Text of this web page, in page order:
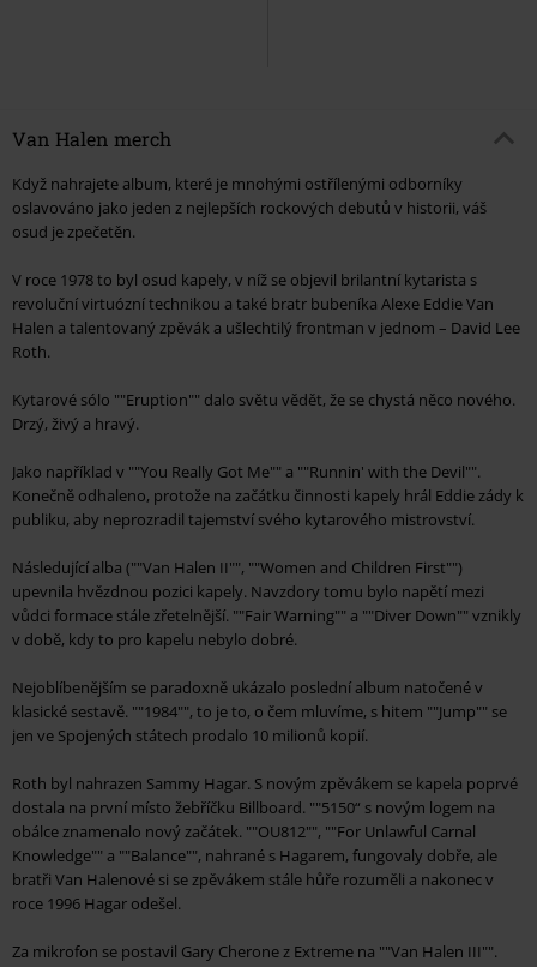
Van Halen merch
Když nahrajete album, které je mnohými ostřílenými odborníky
oslavováno jako jeden z nejlepších rockových debutů v historii, váš
osud je zpečetěn.
V roce 1978 to byl osud kapely, v níž se objevil brilantní kytarista s
revoluční virtuózní technikou a také bratr bubeníka Alexe Eddie Van
Halen a talentovaný zpěvák a ušlechtilý frontman v jednom – David Lee
Roth.
Kytarové sólo ""Eruption"" dalo světu vědět, že se chystá něco nového.
Drzý, živý a hravý.
Jako například v ""You Really Got Me"" a ""Runnin' with the Devil"".
Konečně odhaleno, protože na začátku činnosti kapely hrál Eddie zády k
publiku, aby neprozradil tajemství svého kytarového mistrovství.
Následující alba (""Van Halen II"", ""Women and Children First"")
upevnila hvězdnou pozici kapely. Navzdory tomu bylo napětí mezi
vůdci formace stále zřetelnější. ""Fair Warning"" a ""Diver Down"" vznikly
v době, kdy to pro kapelu nebylo dobré.
Nejoblíbenějším se paradoxně ukázalo poslední album natočené v
klasické sestavě. ""1984"", to je to, o čem mluvíme, s hitem ""Jump"" se
jen ve Spojených státech prodalo 10 milionů kopií.
Roth byl nahrazen Sammy Hagar. S novým zpěvákem se kapela poprvé
dostala na první místo žebříčku Billboard. ""5150“ s novým logem na
obálce znamenalo nový začátek. ""OU812"", ""For Unlawful Carnal
Knowledge"" a ""Balance"", nahrané s Hagarem, fungovaly dobře, ale
bratři Van Halenové si se zpěvákem stále hůře rozuměli a nakonec v
roce 1996 Hagar odešel.
Za mikrofon se postavil Gary Cherone z Extreme na ""Van Halen III"".